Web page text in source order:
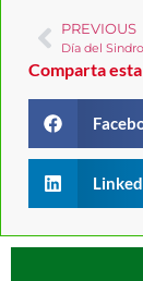
PREVIOUS
Día del
Comparta